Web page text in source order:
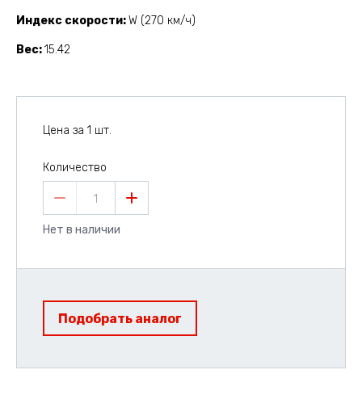
Индекс скорости W (270 км/ч)
Вес 15.42
Цена за 1 шт.
Количество
1
Нет в наличии
Подобрать аналог